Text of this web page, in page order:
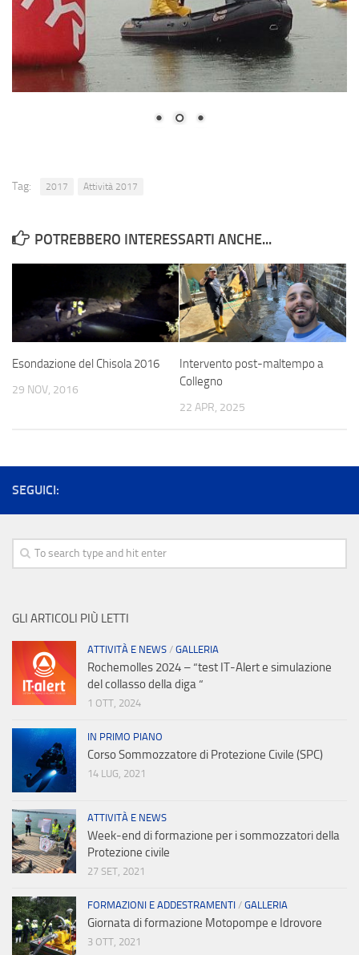
Tag: 2017 Attività 2017
POTREBBERO INTERESSARTI ANCHE...
Esondazione del Chisola 2016
29 NOV, 2016
Intervento post-maltempo a
Collegno
22 APR, 2025
SEGUICI:
GLI ARTICOLI PIÙ LETTI
ATTIVITÀ E NEWS / GALLERIA
Rochemolles 2024 – “test IT-Alert e simulazione
del collasso della diga “
1 OTT, 2024
IN PRIMO PIANO
Corso Sommozzatore di Protezione Civile (SPC)
14 LUG, 2021
ATTIVITÀ E NEWS
Week-end di formazione per i sommozzatori della
Protezione civile
27 SET, 2021
FORMAZIONI E ADDESTRAMENTI / GALLERIA
Giornata di formazione Motopompe e Idrovore
3 OTT, 2021